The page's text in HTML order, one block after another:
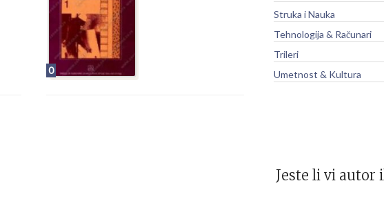
0
Struka i Nauka
Tehnologija & Računari
Trileri
Umetnost & Kultura
Jeste li vi autor